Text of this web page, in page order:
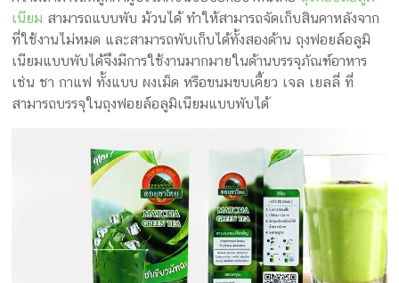
เนียม สามารถแบบพับ ม้วนได้ ทำให้สามารถจัดเก็บสินคาหลังจาก
ที่ใช้งานไม่หมด และสามารถพับเก็บได้ทั้งสองด้าน ถุงฟอยล์อลูมิ
เนียมแบบพับได้จึงมีการใช้งานมากมายในด้านบรรจุภัณฑ์อาหาร
เช่น ชา กาแฟ ทั้งแบบ ผงเม็ด หรือขนมขบเคี้ยว เจล เยลลี่ ที่
สามารถบรรจุในถุงฟอยล์อลูมิเนียมแบบพับได้